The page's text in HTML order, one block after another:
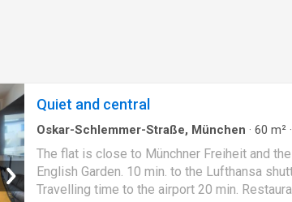
Quiet and central
Oskar-Schlemmer-Straße, München · 60 m² ·
Zimmer
The flat is close to Münchner Freiheit and the
English Garden. 10 min. to the Lufthansa
Travelling time to the airport 20 min.